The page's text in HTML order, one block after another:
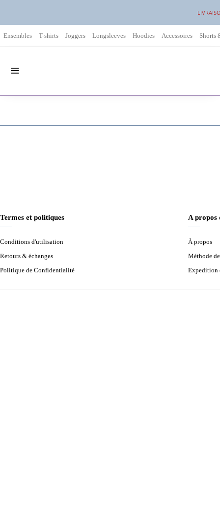
Ensembles T-shirts Joggers Longsleeves Hoodies Accessoires Shorts
Termes et politiques
Conditions d'utilisation
Retours & échanges
Politique de Confidentialité
A propos
À propos
Méthode
Expedition